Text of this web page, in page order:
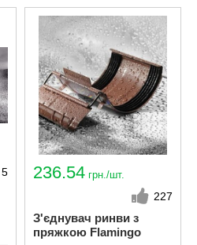
5 236.54 грн./шт.
227
З'єднувач ринви з
пряжкою Flamingo